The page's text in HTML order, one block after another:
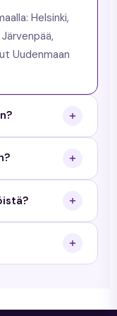
Helsinki,
Uudenmaan
350 kohteesta